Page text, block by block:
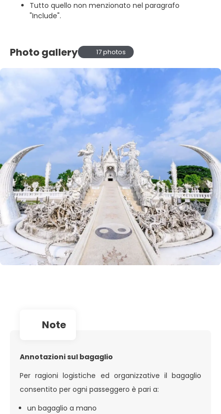
Tutto quello non menzionato nel paragrafo
"Include".
Photo gallery 17 photos
note
Annotazioni sul bagaglio
Per ragioni logistiche ed organizzative il bagaglio
consentito per ogni passeggero è pari a:
un bagaglio a mano